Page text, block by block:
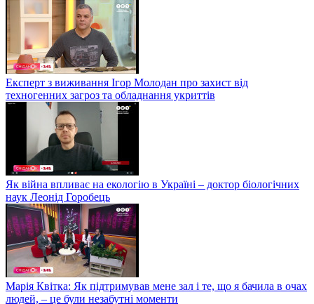
Експерт з виживання Ігор Молодан про захист від
техногенних загроз та обладнання укриттів
Як війна впливає на екологію в Україні – доктор біологічних
наук Леонід Горобець
Марія Квітка: Як підтримував мене зал і те, що я бачила в очах
людей, – це були незабутні моменти